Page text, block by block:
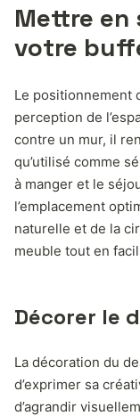
Mettre en
votre
Le positionnement
perception de
contre un mur, il
qu’utilisé comme
à manger et le
l’emplacement
naturelle et de la
meuble tout en
Décorer le
La décoration du
d’exprimer sa
d’agrandir